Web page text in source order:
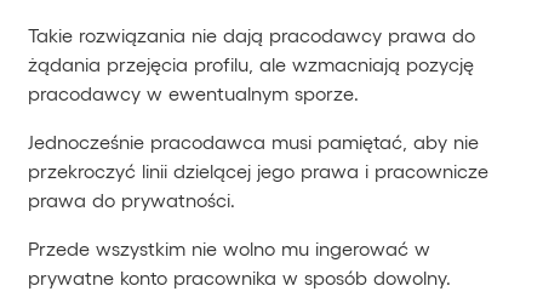
Takie rozwiązania nie dają pracodawcy prawa do
żądania przejęcia profilu, ale wzmacniają pozycję
pracodawcy w ewentualnym sporze.
Jednocześnie pracodawca musi pamiętać, aby nie
przekroczyć linii dzielącej jego prawa i pracownicze
prawa do prywatności.
Przede wszystkim nie wolno mu ingerować w
prywatne konto pracownika w sposób dowolny.